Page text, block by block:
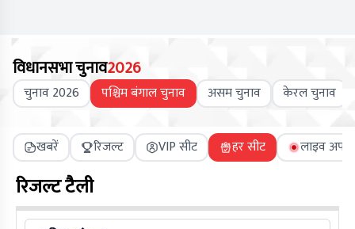
विधानसभा चुनाव2026
चुनाव 2026 पश्चिम बंगाल चुनाव असम चुनाव केरल चुनाव
खबरें रिजल्ट VIP सीट हर सीट लाइव
रिजल्ट टैली